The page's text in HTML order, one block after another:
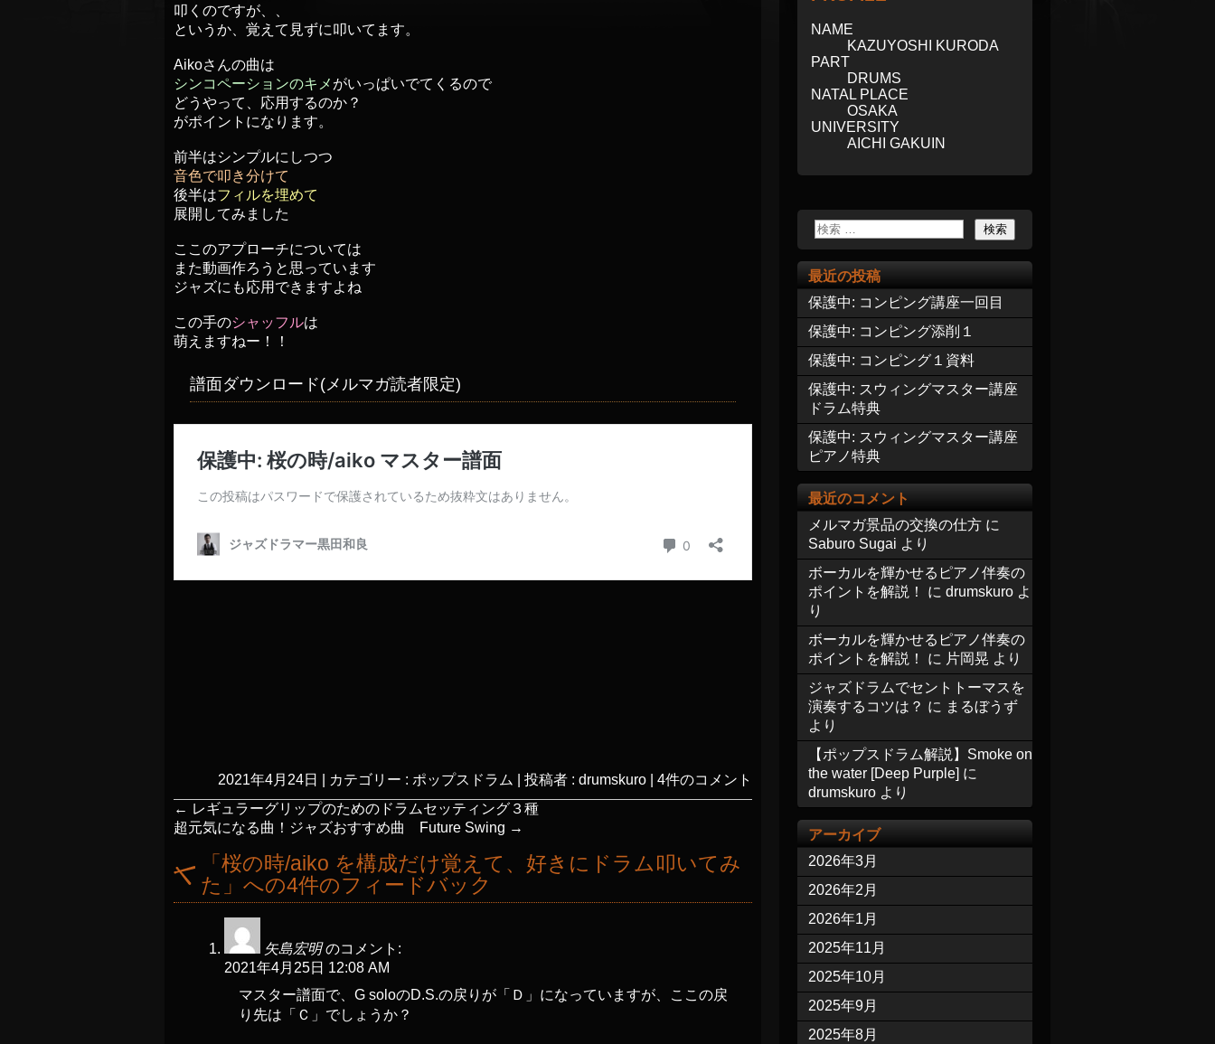
叩くのですが、、
というか、覚えて見ずに叩いてます。
Aikoさんの曲は
シンコペーションのキメ がいっぱいでてくるので
どうやって、応用するのか？
がポイントになります。
前半はシンプルにしつつ
音色で叩き分けて
後半はフィルを埋めて
展開してみました
ここのアプローチについては
また動画作ろうと思っています
ジャズにも応用できますよね
この手のシャッフルは
萌えますねー！！
譜面ダウンロード(メルマガ読者限定)
2021年4月24日 カテゴリー : ポップスドラム 投稿者 : drumskuro
4件のコメント
← レギュラーグリップのためのドラムセッティング３種
超元気になる曲！ジャズおすすめ曲 Future Swing →
「 桜の時/aiko を構成だけ覚えて、好きにドラム叩いてみ
た 」への4件のフィードバック
矢島宏明 のコメント:
2021年4月25日 12:08 AM
マスター譜面で、G soloのD.S.の戻りが「Ｄ」になっていますが、ここの戻
り先は「Ｃ」でしょうか？
NAME
KAZUYOSHI KURODA
PART
DRUMS
NATAL PLACE
OSAKA
UNIVERSITY
AICHI GAKUIN
最近の投稿
保護中: コンピング講座一回目
保護中: コンピング添削１
保護中: コンピング１資料
保護中: スウィングマスター講座
ドラム特典
保護中: スウィングマスター講座
ピアノ特典
最近のコメント
メルマガ景品の交換の仕方 に
Saburo Sugai より
ボーカルを輝かせるピアノ伴奏の
ポイントを解説！
に drumskuro よ
り
ボーカルを輝かせるピアノ伴奏の
ポイントを解説！
に 片岡晃 より
ジャズドラムでセントトーマスを
演奏するコツは？ に まるぼうず
より
【ポップスドラム解説】Smoke on
the water [Deep Purple] に
drumskuro より
アーカイブ
2026年3月
2026年2月
2026年1月
2025年11月
2025年10月
2025年9月
2025年8月